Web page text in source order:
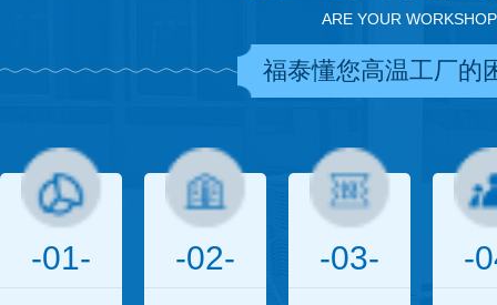
ARE YOUR
福泰懂您高温工厂的
-01- -02- -03- -